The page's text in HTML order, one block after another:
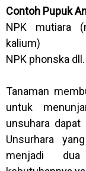
Contoh Pupuk
NPK mutiara
kalium)
NPK phonska dll.
Tanaman
untuk
unsuhara dapat
Unsurhara
menjadi